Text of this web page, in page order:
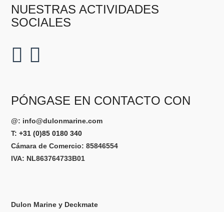
NUESTRAS ACTIVIDADES
SOCIALES
PÓNGASE EN CONTACTO CON
@: info@dulonmarine.com
T: +31 (0)85 0180 340
Cámara de Comercio: 85846554
IVA: NL863764733B01
Dulon Marine y Deckmate